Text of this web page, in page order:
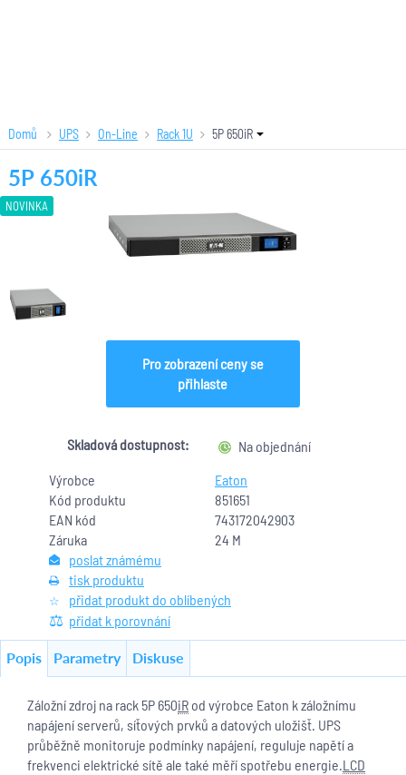
Domů UPS On-Line Rack 1U 5P 650iR
NOVINKA
5P 650iR
Výrobce
Eaton
Kód produktu
851651
EAN kód
743172042903
Záruka
24 M
poslat známému
tisk produktu
přidat produkt do oblíbených
přidat k porovnání
Pro zobrazení ceny se
přihlaste
Skladová dostupnost: Na objednání
Popis Parametry Diskuse
Záložní zdroj na rack 5P 650iR od výrobce Eaton k záložnímu
napájení serverů, síťových prvků a datových uložišť. UPS
průběžně monitoruje podmínky napájení, reguluje napětí a
frekvenci elektrické sítě ale také měří spotřebu energie.LCD